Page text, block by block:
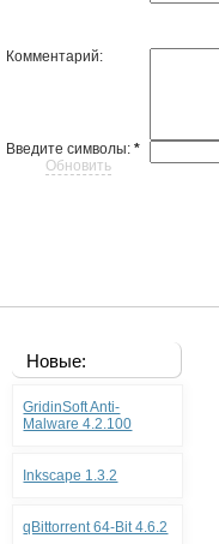
Комментарий:
Введите символы:*
Обновить
Новые:
GridinSoft Anti-
Malware 4.2.100
Inkscape 1.3.2
qBittorrent 64-Bit 4.6.2